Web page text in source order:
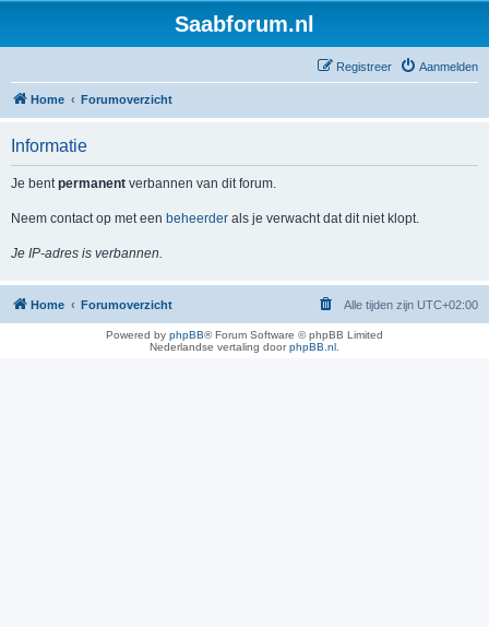
Saabforum.nl
Aanmelden
Registreer
Home Forumoverzicht
Informatie
Je bentpermanent verbannen van dit forum.
Neem contact op met een beheerder als je verwacht dat dit niet klopt.
Je IP-adres is verbannen.
Home Forumoverzicht Alle tijden zijn UTC+02:00
Powered by phpBB® Forum Software © phpBB Limited
Nederlandse vertaling doorphpBB.nl